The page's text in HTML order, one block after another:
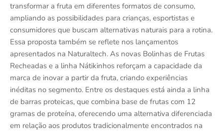
transformar a fruta em diferentes formatos de consumo,
ampliando as possibilidades para crianças, esportistas e
consumidores que buscam alternativas naturais para a rotina.
Essa proposta também se reflete nos lançamentos
apresentados na Naturaltech. As novas Bolinhas de Frutas
Recheadas e a linha Nátikinhos reforçam a capacidade da
marca de inovar a partir da fruta, criando experiências
inéditas no segmento. Entre os destaques está ainda a linha
de barras proteicas, que combina base de frutas com 12
gramas de proteína, oferecendo uma alternativa diferenciada
em relação aos produtos tradicionalmente encontrados na